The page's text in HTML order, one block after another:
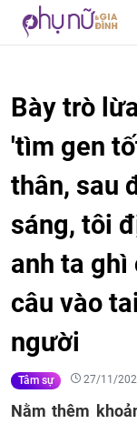
Bày trò
'tìm gen
thân, sau
sáng, tôi
anh ta ghì
câu vào
người
Tâm sự 27/11/
Nằm thêm